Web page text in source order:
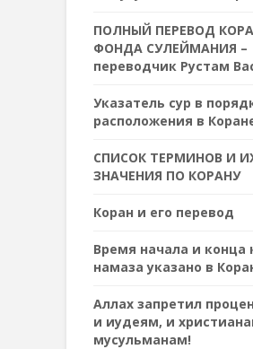
ПОЛНЫЙ ПЕРЕВОД
ФОНДА СУЛЕЙМАНИЯ –
переводчик Рустам
Указатель сур в
расположения в
СПИСОК ТЕРМИНОВ И
ЗНАЧЕНИЯ ПО КОРАНУ
Коран и его перевод
Время начала и конца
намаза указано в
Аллах запретил
и иудеям, и
мусульманам!